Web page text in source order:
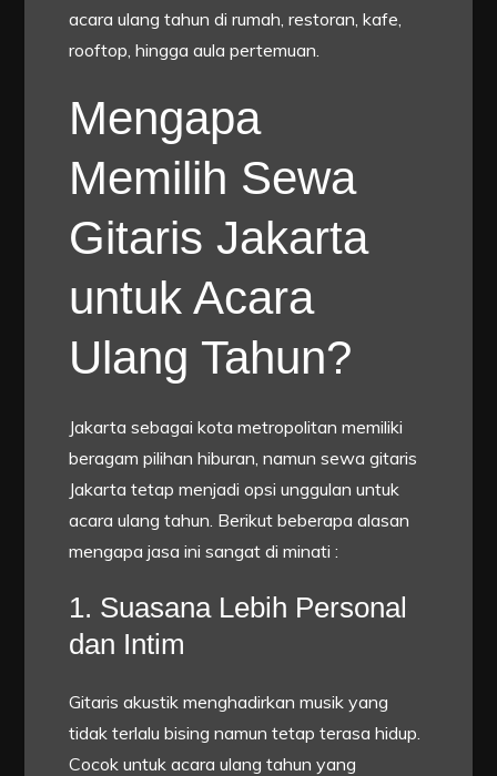
acara ulang tahun di rumah, restoran, kafe,
rooftop, hingga aula pertemuan.
Mengapa
Memilih Sewa
Gitaris Jakarta
untuk Acara
Ulang Tahun?
Jakarta sebagai kota metropolitan memiliki
beragam pilihan hiburan, namun sewa gitaris
Jakarta tetap menjadi opsi unggulan untuk
acara ulang tahun. Berikut beberapa alasan
mengapa jasa ini sangat di minati :
1. Suasana Lebih Personal
dan Intim
Gitaris akustik menghadirkan musik yang
tidak terlalu bising namun tetap terasa hidup.
Cocok untuk acara ulang tahun yang